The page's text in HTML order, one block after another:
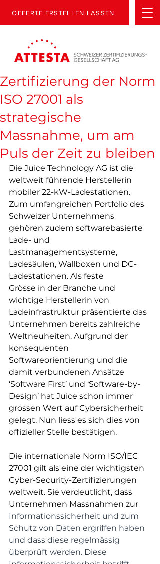
OFFERTE ERSTELLEN LASSEN
Zertifizierung der Norm
ISO 27001 als
strategische
Massnahme, um am
Puls der Zeit zu bleiben
Die Juice Technology AG ist die
weltweit führende Herstellerin
mobiler 22-kW-Ladestationen.
Zum umfangreichen Portfolio des
Schweizer Unternehmens
gehören zudem softwarebasierte
Lade- und
Lastmanagementsysteme,
Ladesäulen, Wallboxen und DC-
Ladestationen. Als feste
Grösse in der Branche und
wichtige Herstellerin von
Ladeinfrastruktur präsentierte das
Unternehmen bereits zahlreiche
Weltneuheiten. Aufgrund der
konsequenten
Softwareorientierung und die
damit verbundenen Ansätze
‘Software First’ und ‘Software-by-
Design’ hat Juice schon immer
grossen Wert auf Cybersicherheit
gelegt. Nun liess es sich dies von
offizieller Stelle bestätigen.
Die internationale Norm ISO/IEC
27001 gilt als eine der wichtigsten
Cyber-Security-Zertifizierungen
weltweit. Sie verdeutlicht, dass
Unternehmen Massnahmen zur
Informationssicherheit und zum
Schutz von Daten ergriffen haben
und dass diese regelmässig
überprüft werden. Diese